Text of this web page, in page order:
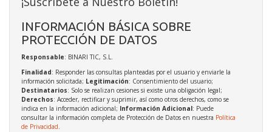
INFORMACIÓN BÁSICA SOBRE
PROTECCIÓN DE DATOS
Responsable: BINARI TIC, S.L.
Finalidad: Responder las consultas planteadas por el usuario y enviarle la
información solicitada; Legitimación: Consentimiento del usuario;
Destinatarios: Solo se realizan cesiones si existe una obligación legal;
Derechos: Acceder, rectificar y suprimir, así como otros derechos, como se
indica en la información adicional; Información Adicional: Puede
consultar la información completa de Protección de Datos en nuestra Política
de Privacidad.